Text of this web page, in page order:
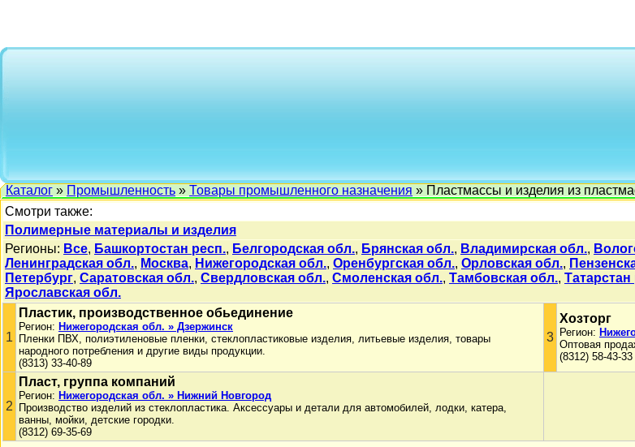
Каталог » Промышленность » Товары промышленного назначения » Пластмассы и изделия из
Смотри также:
Полимерные материалы и изделия
Регионы: Все, Башкортостан респ., Белгородская обл., Брянская обл., Владимирская обл.,
Ленинградская обл., Москва, Нижегородская обл., Оренбургская обл., Орловская обл.,
Петербург, Саратовская обл., Свердловская обл., Смоленская обл., Тамбовская обл., Татарстан
Ярославская обл.
1
Пластик, производственное обьединение
Регион: Нижегородская обл. » Дзержинск
Пленки ПВХ, полиэтиленовые пленки, стеклопластиковые изделия, литьевые изделия, товары
народного потребления и другие виды продукции.
(8313) 33-40-89
3
Хозторг
Регион:
Оптовая
(8312) 58-43-33
2
Пласт, группа компаний
Регион: Нижегородская обл. » Нижний Новгород
Производство изделий из стеклопластика. Аксессуары и детали для автомобилей, лодки, катера,
ванны, мойки, детские городки.
(8312) 69-35-69